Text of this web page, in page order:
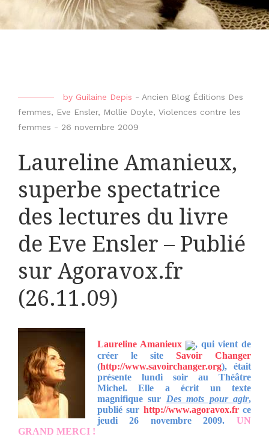
by Guilaine Depis - Ancien Blog Éditions Des
femmes, Eve Ensler, Mollie Doyle, Violences contre les
femmes - 26 novembre 2009
Laureline Amanieux,
superbe spectatrice
des lectures du livre
de Eve Ensler – Publié
sur Agoravox.fr
(26.11.09)
Laureline Amanieux
, qui vient de
créer le site Savoir Changer
(http://www.savoirchanger.org), était
présente lundi soir au Théâtre
Michel. Elle a écrit un texte
magnifique sur Des mots pour agir,
publié sur http://www.agoravox.frce
jeudi 26 novembre 2009. UN
GRAND MERCI !